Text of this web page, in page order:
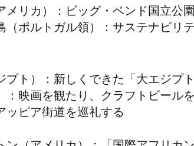
メリカ）：ビッグ・ベンド国立公
（ポルトガル領）：サステナビリ
プト）：新しくできた「大エジプト
：映画を観たり、クラフトビール
ッピア街道を巡礼する